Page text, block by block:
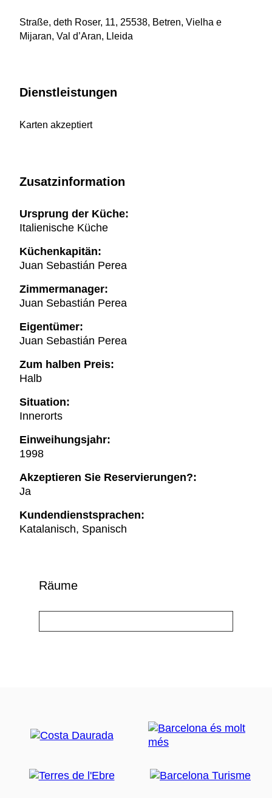
Straße, deth Roser, 11, 25538, Betren, Vielha e
Mijaran, Val d’Aran, Lleida
Dienstleistungen
Karten akzeptiert
Zusatzinformation
Ursprung der Küche:
Italienische Küche
Küchenkapitän:
Juan Sebastián Perea
Zimmermanager:
Juan Sebastián Perea
Eigentümer:
Juan Sebastián Perea
Zum halben Preis:
Halb
Situation:
Innerorts
Einweihungsjahr:
1998
Akzeptieren Sie Reservierungen?:
Ja
Kundendienstsprachen:
Katalanisch, Spanisch
Räume